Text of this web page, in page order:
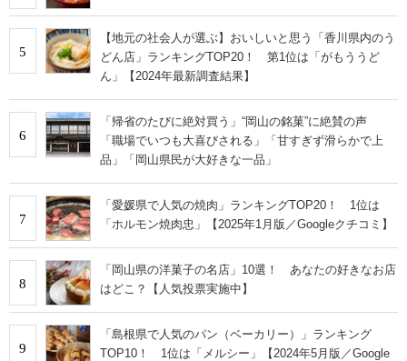
5
【地元の社会人が選ぶ】おいしいと思う「香川県内のう
どん店」ランキングTOP20！ 第1位は「がもううど
ん」【2024年最新調査結果】
6
「帰省のたびに絶対買う」“岡山の銘菓”に絶賛の声
「職場でいつも大喜びされる」「甘すぎず滑らかで上
品」「岡山県民が大好きな一品」
7
「愛媛県で人気の焼肉」ランキングTOP20！ 1位は
「ホルモン焼肉忠」【2025年1月版／Googleクチコミ】
8
「岡山県の洋菓子の名店」10選！ あなたの好きなお店
はどこ？【人気投票実施中】
9
「島根県で人気のパン（ベーカリー）」ランキング
TOP10！ 1位は「メルシー」【2024年5月版／Google